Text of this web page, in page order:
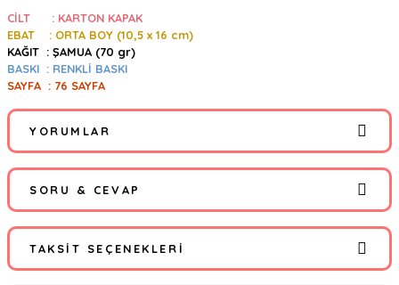
CİLT : KARTON KAPAK
EBAT : ORTA BOY (10,5 x 16 cm)
KAĞIT : ŞAMUA (70 gr)
BASKI : RENKLİ BASKI
SAYFA : 76 SAYFA
YORUMLAR
Bu ürüne ilk yorumu siz yapın!
Yorum Yaz
SORU & CEVAP
Ürün hakkında henüz soru sorulmamış.
TAKSIT SEÇENEKLERI